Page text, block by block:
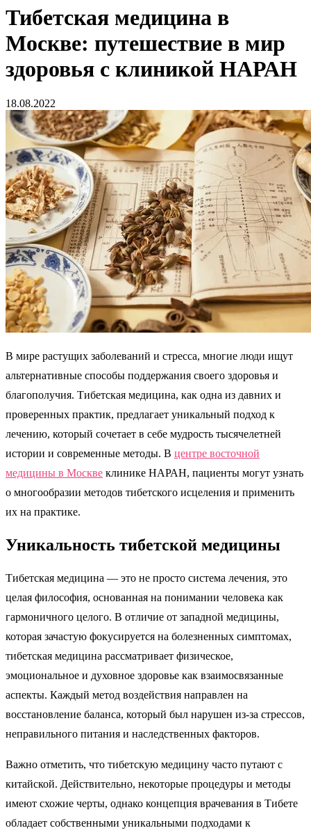
Тибетская медицина в
Москве: путешествие в мир
здоровья с клиникой НАРАН
18.08.2022
В мире растущих заболеваний и стресса, многие люди ищут
альтернативные способы поддержания своего здоровья и
благополучия. Тибетская медицина, как одна из давних и
проверенных практик, предлагает уникальный подход к
лечению, который сочетает в себе мудрость тысячелетней
истории и современные методы. В центре восточной
медицины в Москве клинике НАРАН, пациенты могут узнать
о многообразии методов тибетского исцеления и применить
их на практике.
Уникальность тибетской медицины
Тибетская медицина — это не просто система лечения, это
целая философия, основанная на понимании человека как
гармоничного целого. В отличие от западной медицины,
которая зачастую фокусируется на болезненных симптомах,
тибетская медицина рассматривает физическое,
эмоциональное и духовное здоровье как взаимосвязанные
аспекты. Каждый метод воздействия направлен на
восстановление баланса, который был нарушен из-за стрессов,
неправильного питания и наследственных факторов.
Важно отметить, что тибетскую медицину часто путают с
китайской. Действительно, некоторые процедуры и методы
имеют схожие черты, однако концепция врачевания в Тибете
обладает собственными уникальными подходами к